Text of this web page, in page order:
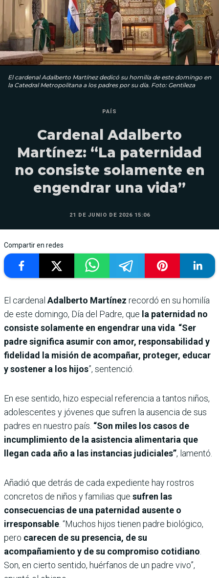
El cardenal Adalberto Martínez dedicó su homilía de este domingo en
la Catedral Metropolitana a los padres por su día. Foto: Gentileza
PAÍS
Cardenal Adalberto
Martínez: “La paternidad
no consiste solamente en
engendrar una vida”
21 DE JUNIO DE 2026 15:06
Compartir en redes
El cardenal Adalberto Martínez recordó en su homilía
de este domingo, Día del Padre, que la paternidad no
consiste solamente en engendrar una vida “Ser
padre significa asumir con amor, responsabilidad y
fidelidad la misión de acompañar, proteger, educar
y sostener a los hijos”, sentenció.
En ese sentido, hizo especial referencia a tantos niños,
adolescentes y jóvenes que sufren la ausencia de sus
padres en nuestro país. “Son miles los casos de
incumplimiento de la asistencia alimentaria que
llegan cada año a las instancias judiciales”, lamentó.
Añadió que detrás de cada expediente hay rostros
concretos de niños y familias que sufren las
consecuencias de una paternidad ausente o
irresponsable . “Muchos hijos tienen padre biológico,
pero carecen de su presencia, de su
acompañamiento y de su compromiso cotidiano
Son, en cierto sentido, huérfanos de un padre vivo”,